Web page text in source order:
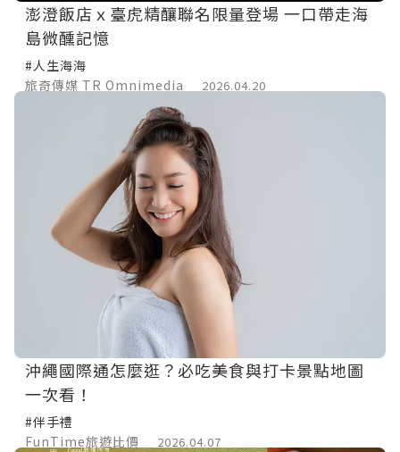
澎澄飯店ｘ臺虎精釀聯名限量登場 一口帶走海
島微醺記憶
#人生海海
旅奇傳媒 TR Omnimedia
2026.04.20
沖繩國際通怎麼逛？必吃美食與打卡景點地圖
一次看！
#伴手禮
FunTime旅遊比價
2026.04.07